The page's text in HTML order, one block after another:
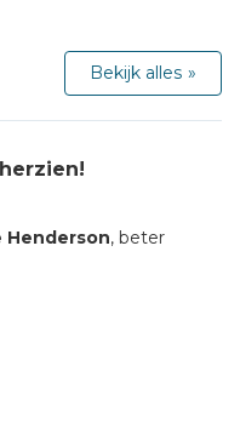
Bekijk alles
Henderson, beter